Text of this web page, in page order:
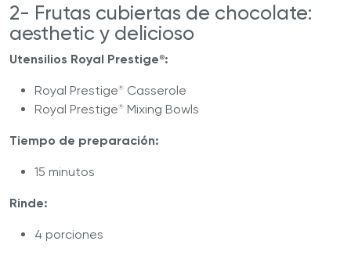
2- Frutas cubiertas de chocolate:
aesthetic y delicioso
Utensilios Royal Prestige ®:
Royal Prestige® Casserole
Royal Prestige® Mixing Bowls
Tiempo de preparación:
15 minutos
Rinde:
4 porciones